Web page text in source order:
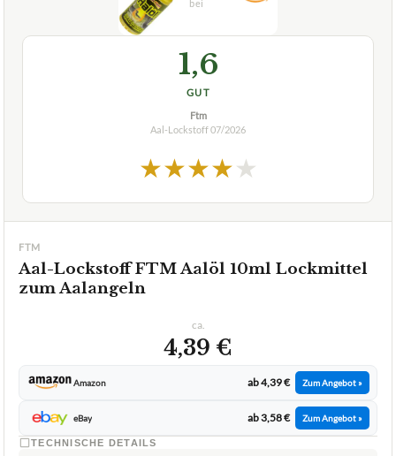
1,6
GUT
Ftm
Aal-Lockstoff07/2026
★★★★★
FTM
Aal-Lockstoff FTM Aalöl 10ml Lockmittel
zum Aalangeln
ca.
4,39 €
Amazon ab 4,39 € Zum Angebot »
eBay ab 3,58 € Zum Angebot »
TECHNISCHE DETAILS